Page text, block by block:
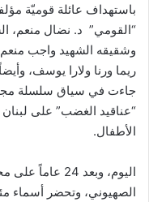
باستهداف عائلة قوميّة
“القومي” د. نضال منعم،
وشقيقه الشهيد واجب
ريما ورنا ولارا يوسف،
جاءت في سياق سلسلة
“عناقيد الغضب” على
الأطفال.
اليوم، وبعد
الصهيوني، وتحضر أسماء